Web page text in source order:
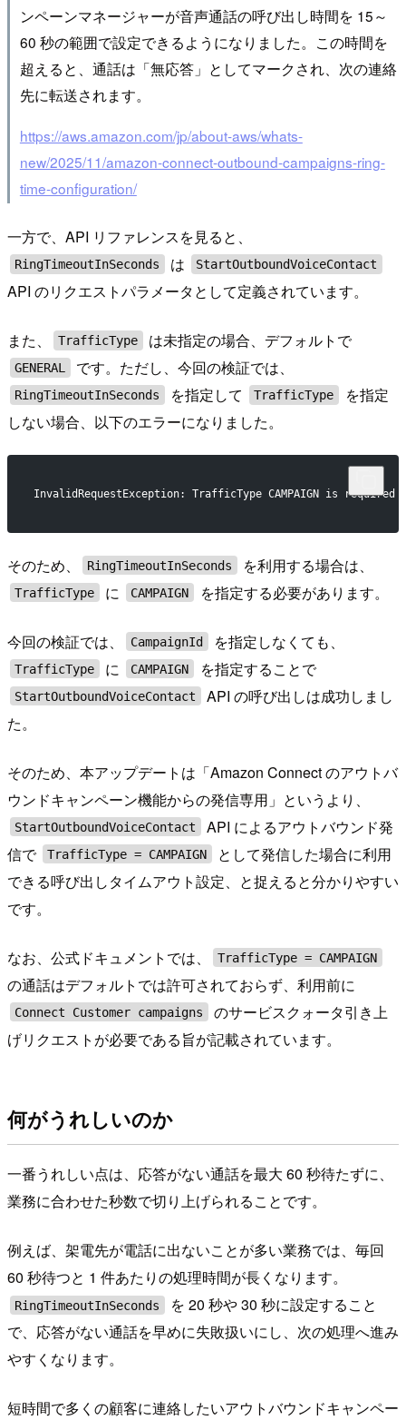
ンペーンマネージャーが音声通話の呼び出し時間を 15～
60 秒の範囲で設定できるようになりました。この時間を
超えると、通話は「無応答」としてマークされ、次の連絡
先に転送されます。
https://aws.amazon.com/jp/about-aws/whats-
new/2025/11/amazon-connect-outbound-campaigns-ring-
time-configuration/
一方で、API リファレンスを見ると、
RingTimeoutInSeconds は StartOutboundVoiceContact
API のリクエストパラメータとして定義されています。
また、 TrafficType は未指定の場合、デフォルトで
GENERAL です。ただし、今回の検証では、
RingTimeoutInSeconds を指定して TrafficType
を指定
しない場合、以下のエラーになりました。
InvalidRequestException: TrafficType CAMPAIGN is
そのため、 RingTimeoutInSeconds を利用する場合は、
TrafficType に CAMPAIGN を指定する必要があります。
今回の検証では、 CampaignId を指定しなくても、
TrafficType に CAMPAIGN を指定することで
StartOutboundVoiceContact
API の呼び出しは成功しまし
た。
そのため、本アップデートは「Amazon Connect のアウトバ
ウンドキャンペーン機能からの発信専用」というより、
StartOutboundVoiceContact
API によるアウトバウンド発
信で
TrafficType = CAMPAIGN
として発信した場合に利用
できる呼び出しタイムアウト設定、と捉えると分かりやすい
です。
なお、公式ドキュメントでは、 TrafficType = CAMPAIGN
の通話はデフォルトでは許可されておらず、利用前に
Connect Customer campaigns
のサービスクォータ引き上
げリクエストが必要である旨が記載されています。
何がうれしいのか
一番うれしい点は、応答がない通話を最大 60 秒待たずに、
業務に合わせた秒数で切り上げられることです。
例えば、架電先が電話に出ないことが多い業務では、毎回
60 秒待つと 1 件あたりの処理時間が長くなります。
RingTimeoutInSeconds
を 20 秒や 30 秒に設定すること
で、応答がない通話を早めに失敗扱いにし、次の処理へ進み
やすくなります。
短時間で多くの顧客に連絡したいアウトバウンドキャンペー